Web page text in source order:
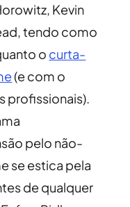
Kevin
tendo como
o curta-
(e com o
profissionais).
pelo não-
se estica pela
de qualquer